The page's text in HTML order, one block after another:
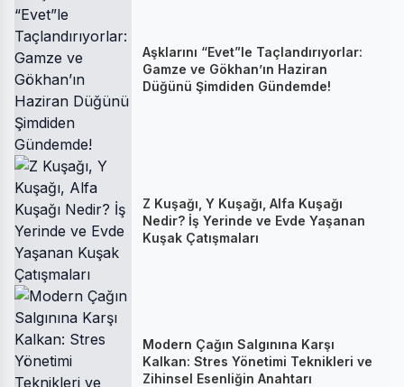
Aşklarını “Evet”le Taçlandırıyorlar:
Gamze ve Gökhan’ın Haziran
Düğünü Şimdiden Gündemde!
Z Kuşağı, Y Kuşağı, Alfa Kuşağı
Nedir? İş Yerinde ve Evde Yaşanan
Kuşak Çatışmaları
Modern Çağın Salgınına Karşı
Kalkan: Stres Yönetimi Teknikleri ve
Zihinsel Esenliğin Anahtarı